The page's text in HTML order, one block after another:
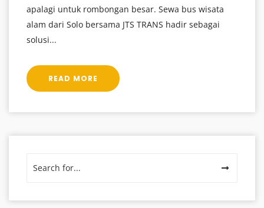
apalagi untuk rombongan besar. Sewa bus wisata
alam dari Solo bersama JTS TRANS hadir sebagai
solusi...
READ MORE